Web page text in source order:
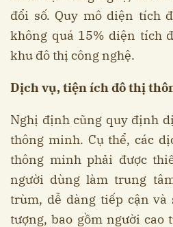
đổi số. Quy mô diện tích
không quá 15% diện tích
khu đô thị công nghệ.
Dịch vụ, tiện ích đô thị
Nghị định cũng quy định
thông minh. Cụ thể, các
thông minh phải được
người dùng làm trung
trùm, dễ dàng tiếp cận và
tượng, bao gồm người cao